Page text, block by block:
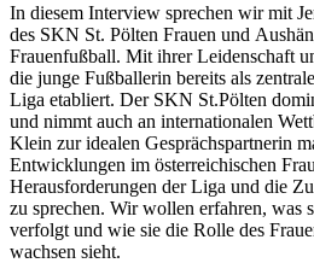
In diesem Interview sprechen wir mit
des SKN St. Pölten Frauen und
Frauenfußball. Mit ihrer Leidenschaft
die junge Fußballerin bereits als
Liga etabliert. Der SKN St.Pölten
und nimmt auch an internationalen
Klein zur idealen Gesprächspartnerin
Entwicklungen im österreichischen
Herausforderungen der Liga und die
zu sprechen. Wir wollen erfahren, was
verfolgt und wie sie die Rolle des
wachsen sieht.